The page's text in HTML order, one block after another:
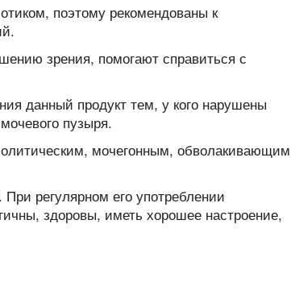
поэтому рекомендованы к
зрения, помогают справиться с
данный продукт тем, у кого нарушены
пузыря.
мочегонным, обволакивающим
регулярном его употреблении
здоровы, иметь хорошее настроение,